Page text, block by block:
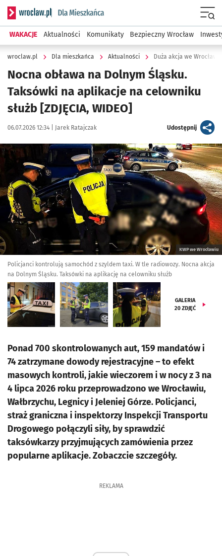
Serwis informacyjny wroclaw.pl podserwis: Dla mieszkańca
WAKACJE Aktualności Komunikaty Bezpieczny Wrocław
wroclaw.pl Dla mieszkańca Aktualności Duża akcja we
Nocna obława na Dolnym Śląsku.
Taksówki na aplikacje na celowniku
służb [ZDJĘCIA, WIDEO]
Data publikacji:
06.07.2026 12:34 | Autor:
Jarek Ratajczak Udostępnijartykuł
Kliknij, aby zobaczyć galerię
KWP we Wrocławiu
Policjanci kontrolują samochód z szyldem taxi. W tle radiowozy. Nocna akcja
na Dolnym Śląsku. Taksówki na aplikację na celowniku służb
GALERIA
20 ZDJĘĆ
Ponad 700 skontrolowanych aut, 159 mandatów i
74 zatrzymane dowody rejestracyjne – to efekt
masowych kontroli, jakie wieczorem i w nocy z 3 na
4 lipca 2026 roku przeprowadzono we Wrocławiu,
Wałbrzychu, Legnicy i Jeleniej Górze. Policjanci,
straż graniczna i inspektorzy Inspekcji Transportu
Drogowego połączyli siły, by sprawdzić
taksówkarzy przyjmujących zamówienia przez
popularne aplikacje. Zobaczcie szczegóły.
REKLAMA